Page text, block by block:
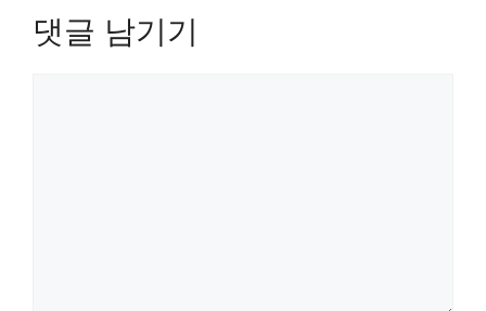
댓글 남기기